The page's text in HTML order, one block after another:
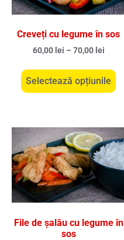
Creveți cu legume în sos
60,00 lei – 70,00 lei
Selectează opțiunile
File de șalău cu legume în
sos